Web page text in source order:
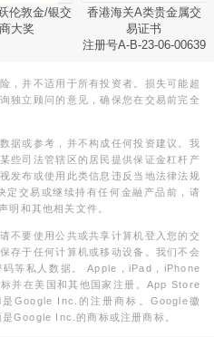
伦敦金/银交
大奖
香港海关A类贵金属交
易证书
注册号A-B-23-06-00639
，并不适用于所有投资者。损失可能超
独立顾问的意见，确保您在交易前完全
据或参考，并不构成任何投资建议。我
些司法管辖区的居民提供保证金杠杆产
发布或使用此类信息违反当地法律法规
定交易或继续持有任何金融产品前，请
明和其他相关文件。
不要使用公共或共享计算机登入您的交
存于任何计算机或移动设备。我们不会
码等私人数据。 Apple，iPad，iPhone
并在美国和其他国家注册。App Store
Google Inc.的注册商标。Google徽
Google Inc.的商标或注册商标。